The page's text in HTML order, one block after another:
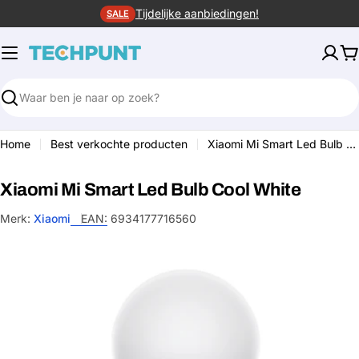
naar
inhoud
SALE Tijdelijke aanbiedingen!
Zoeken
Home Best verkochte producten Xiaomi Mi Smart Led Bulb Cool White
Xiaomi Mi Smart Led Bulb Cool White
Merk: Xiaomi EAN: 6934177716560